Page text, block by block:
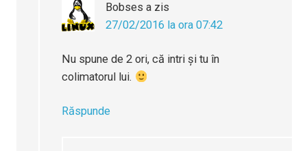
Bobses a zis
27/02/2016 la ora 07:42
Nu spune de 2 ori, că intri și tu în
colimatorul lui.
Răspunde